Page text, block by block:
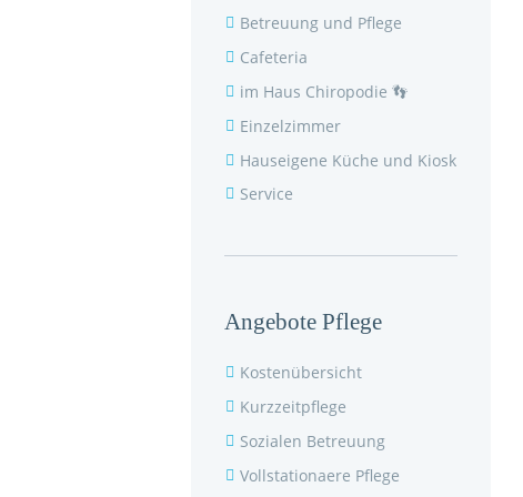
Betreuung und Pflege
Cafeteria
im Haus Chiropodie 👣
Einzelzimmer
Hauseigene Küche und Kiosk
Service
Angebote Pflege
Kostenübersicht
Kurzzeitpflege
Sozialen Betreuung
Vollstationaere Pflege